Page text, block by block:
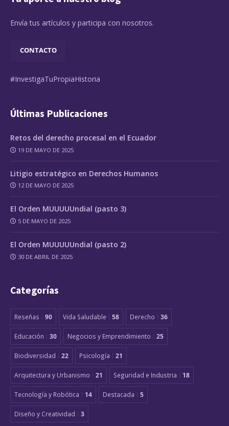
Envía tus artículos y participa con nosotros.
CONTACTO
#InvestigaTuPropiaHistoria
Últimas Publicaciones
Retos del derecho procesal en el Ecuador
19 DE MAYO DE 2025
Litigio estratégico en Derechos Humanos
12 DE MAYO DE 2025
El Orden MUUUUUndial (pasto 3)
5 DE MAYO DE 2025
El Orden MUUUUUndial (pasto 2)
30 DE ABRIL DE 2025
Categorías
Reseñas 90 Vida Saludable 58 Derecho 36
Educación 30 Negocios y Emprendimiento 25
Biodiversidad 22 Psicología 21
Arquitectura y Urbanismo 21 Seguridad e Industria 18
Tecnología y Robótica 14 Destacada 5
Diseño y Creatividad 3